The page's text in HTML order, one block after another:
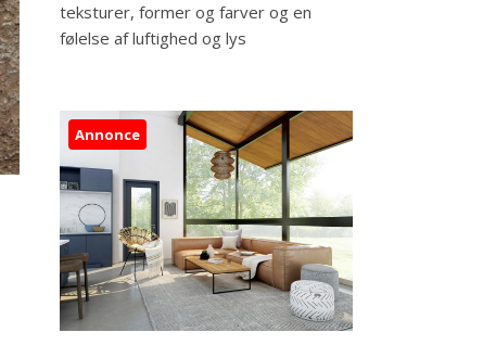
teksturer, former og farver og en
følelse af luftighed og lys
Annonce